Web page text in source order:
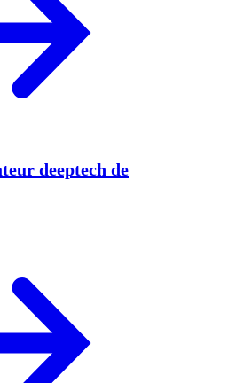
deeptech de